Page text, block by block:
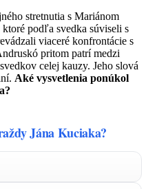
stretnutia s Mariánom
podľa svedka súviseli s
viaceré konfrontácie s
pritom patrí medzi
celej kauzy. Jeho slová
Aké vysvetlenia ponúkol
Jána Kuciaka?